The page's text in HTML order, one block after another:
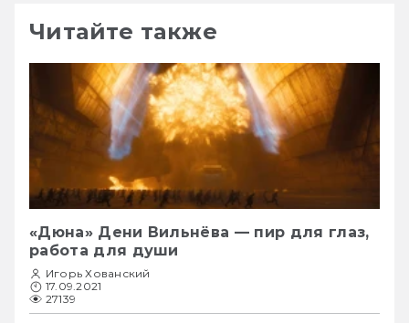
Читайте также
«Дюна» Дени Вильнёва — пир для глаз,
работа для души
Игорь Хованский
17.09.2021
27139